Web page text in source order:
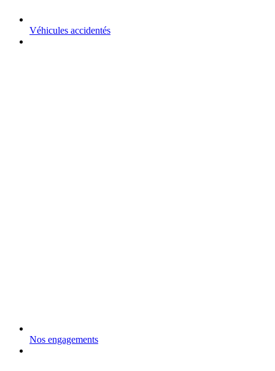
Véhicules accidentés
Nos engagements